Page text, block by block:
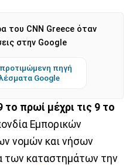
του CNN Greece όταν
στην Google
πηγή
Google
το πρωί μέχρι τις 9 το
Εμπορικών
νομών και νήσων
των καταστημάτων την